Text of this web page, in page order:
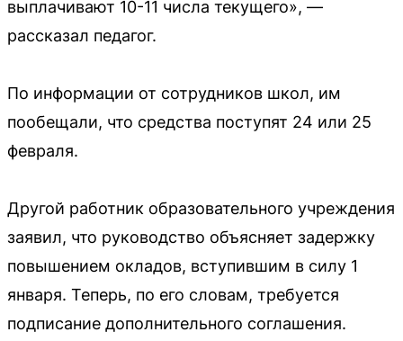
выплачивают 10-11 числа текущего», —
рассказал педагог.
По информации от сотрудников школ, им
пообещали, что средства поступят 24 или 25
февраля.
Другой работник образовательного учреждения
заявил, что руководство объясняет задержку
повышением окладов, вступившим в силу 1
января. Теперь, по его словам, требуется
подписание дополнительного соглашения.